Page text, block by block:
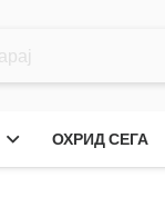
ОХРИД СЕГА